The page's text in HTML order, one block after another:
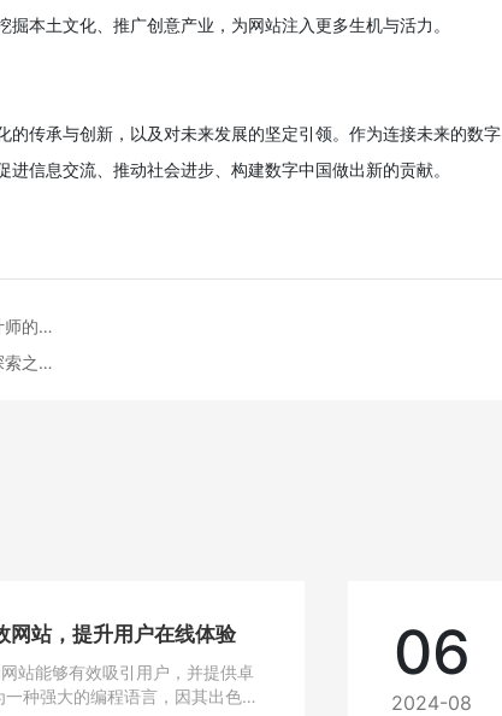
本土文化、推广创意产业，为网站注入更多生机与活力。
的传承与创新，以及对未来发展的坚定引领。作为连接未来的数字
信息交流、推动社会进步、构建数字中国做出新的贡献。
师的…
索之…
网站，提升用户在线体验
站能够有效吸引用户，并提供卓
种强大的编程语言，因其出色的
06
2024-08